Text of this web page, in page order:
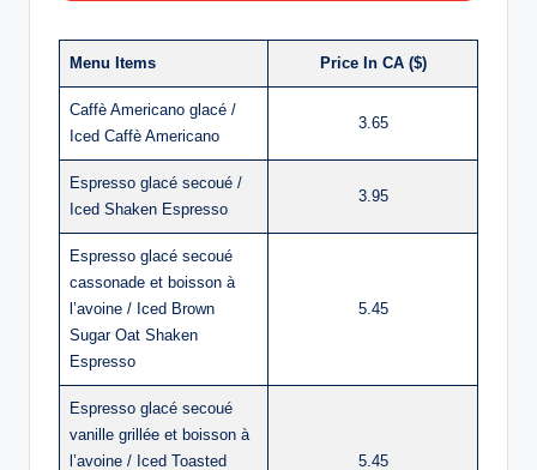
Menu Items Price In CA ($)
Caffè Americano glacé /
Iced Caffè Americano
3.65
Espresso glacé secoué /
Iced Shaken Espresso
3.95
Espresso glacé secoué
cassonade et boisson à
l’avoine / Iced Brown
Sugar Oat Shaken
Espresso
5.45
Espresso glacé secoué
vanille grillée et boisson à
l’avoine / Iced Toasted
5.45